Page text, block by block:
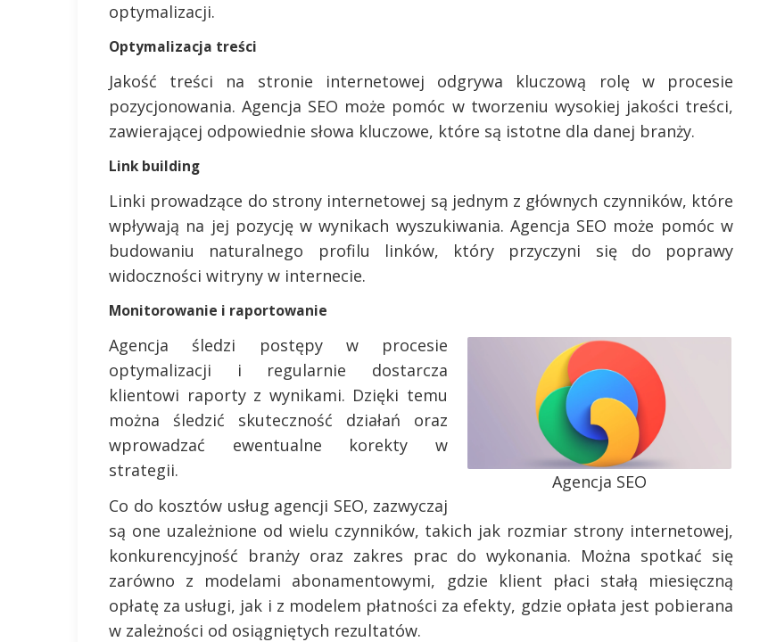
optymalizacji.
Optymalizacja treści
Jakość treści na stronie internetowej odgrywa kluczową rolę w procesie
pozycjonowania. Agencja SEO może pomóc w tworzeniu wysokiej jakości treści,
zawierającej odpowiednie słowa kluczowe, które są istotne dla danej branży.
Link building
Linki prowadzące do strony internetowej są jednym z głównych czynników, które
wpływają na jej pozycję w wynikach wyszukiwania. Agencja SEO może pomóc w
budowaniu naturalnego profilu linków, który przyczyni się do poprawy
widoczności witryny w internecie.
Monitorowanie i raportowanie
Agencja SEO
Agencja śledzi postępy w procesie
optymalizacji i regularnie dostarcza
klientowi raporty z wynikami. Dzięki temu
można śledzić skuteczność działań oraz
wprowadzać ewentualne korekty w
strategii.
Co do kosztów usług agencji SEO, zazwyczaj
są one uzależnione od wielu czynników, takich jak rozmiar strony internetowej,
konkurencyjność branży oraz zakres prac do wykonania. Można spotkać się
zarówno z modelami abonamentowymi, gdzie klient płaci stałą miesięczną
opłatę za usługi, jak i z modelem płatności za efekty, gdzie opłata jest pobierana
w zależności od osiągniętych rezultatów.